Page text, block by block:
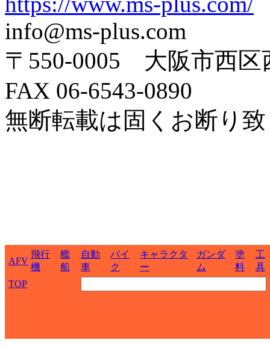
info@ms-plus.com
〒550-0005 大阪市西
FAX 06-6543-0890
無断転載は固くお断り
AFV
飛行
機
艦
船
自動
車
バイ
ク
キャラクタ
ー
ガンダ
ム
塗
料
工
具
TOP